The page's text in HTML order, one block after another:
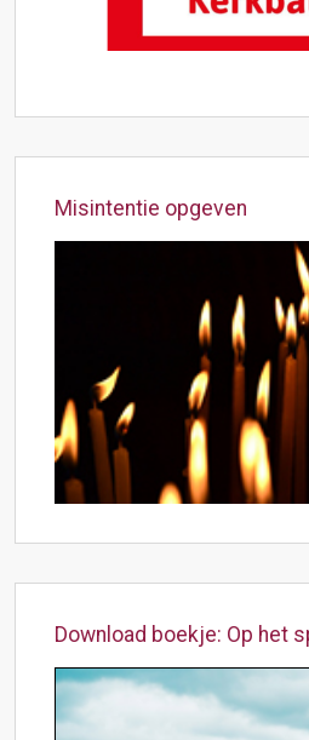
Misintentie opgeven
Download boekje: Op het